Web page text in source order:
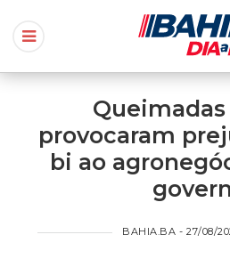
Queimadas
provocaram
bi ao
BAHIA.BA - 27/08/